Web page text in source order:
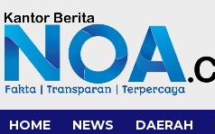
HOME NEWS DAERAH